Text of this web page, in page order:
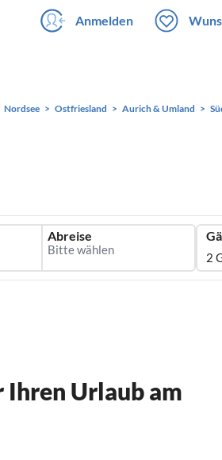
Anmelden
Nordsee Ostfriesland Aurich & Umland
Abreise
2
Ihren Urlaub am